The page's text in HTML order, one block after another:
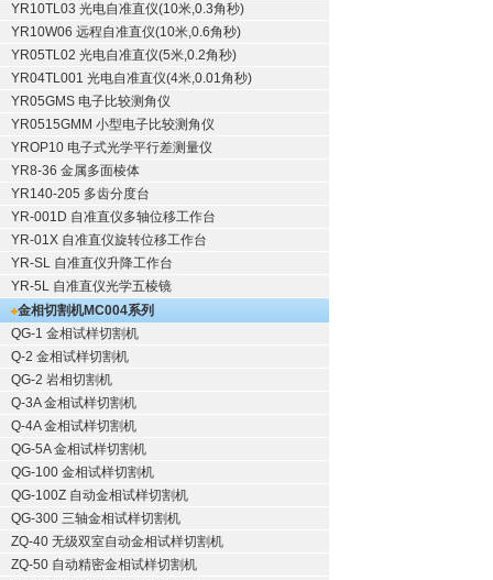
YR10TL03 光电自准直仪(10米,0.3角秒)
YR10W06 远程自准直仪(10米,0.6角秒)
YR05TL02 光电自准直仪(5米,0.2角秒)
YR04TL001 光电自准直仪(4米,0.01角秒)
YR05GMS 电子比较测角仪
YR0515GMM 小型电子比较测角仪
YROP10 电子式光学平行差测量仪
YR8-36 金属多面棱体
YR140-205 多齿分度台
YR-001D 自准直仪多轴位移工作台
YR-01X 自准直仪旋转位移工作台
YR-SL 自准直仪升降工作台
YR-5L 自准直仪光学五棱镜
金相切割机MC004系列
QG-1 金相试样切割机
Q-2 金相试样切割机
QG-2 岩相切割机
Q-3A 金相试样切割机
Q-4A 金相试样切割机
QG-5A 金相试样切割机
QG-100 金相试样切割机
QG-100Z 自动金相试样切割机
QG-300 三轴金相试样切割机
ZQ-40 无级双室自动金相试样切割机
ZQ-50 自动精密金相试样切割机